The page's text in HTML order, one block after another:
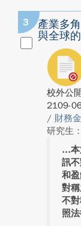
3
產業多
與全球
校外公
2109-
/ 財務
研究生
訊
和
對
不
照